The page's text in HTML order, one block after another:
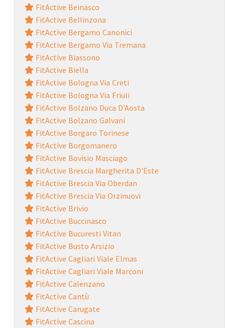
FitActive Beinasco
FitActive Bellinzona
FitActive Bergamo Canonici
FitActive Bergamo Via Tremana
FitActive Biassono
FitActive Biella
FitActive Bologna Via Creti
FitActive Bologna Via Friuli
FitActive Bolzano Duca D'Aosta
FitActive Bolzano Galvani
FitActive Borgaro Torinese
FitActive Borgomanero
FitActive Bovisio Masciago
FitActive Brescia Margherita D'Este
FitActive Brescia Via Oberdan
FitActive Brescia Via Orzinuovi
FitActive Brivio
FitActive Buccinasco
FitActive Bucuresti Vitan
FitActive Busto Arsizio
FitActive Cagliari Viale Elmas
FitActive Cagliari Viale Marconi
FitActive Calenzano
FitActive Cantù
FitActive Carugate
FitActive Cascina